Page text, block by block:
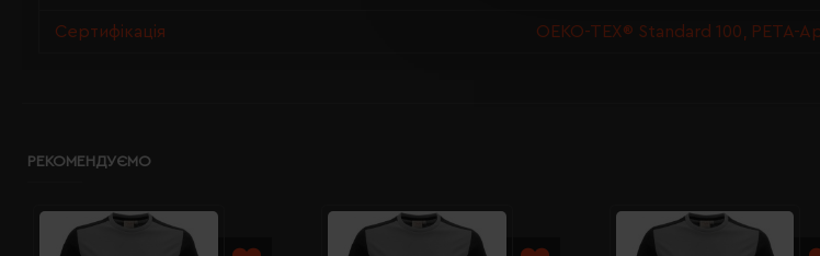
Сертифікація OEKO-TEX® Standard 100, PETA-
РЕКОМЕНДУЄМО